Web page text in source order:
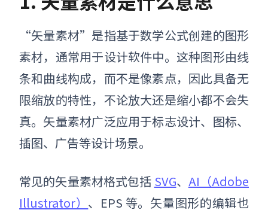
“矢量素材”是指基于数学公式创建的图形
素材，通常用于设计软件中。这种图形由线
条和曲线构成，而不是像素点，因此具备无
限缩放的特性，不论放大还是缩小都不会失
真。矢量素材广泛应用于标志设计、图标、
插图、广告等设计场景。
常见的矢量素材格式包括 SVG、 AI（Adobe
Illustrator） 、EPS 等。矢量图形的编辑也